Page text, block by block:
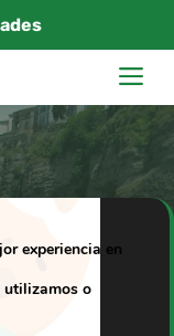
vía
de
experiencia en
utilizamos o